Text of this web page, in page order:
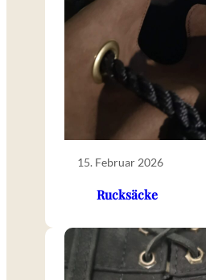
15. Februar 2026
Rucksäcke